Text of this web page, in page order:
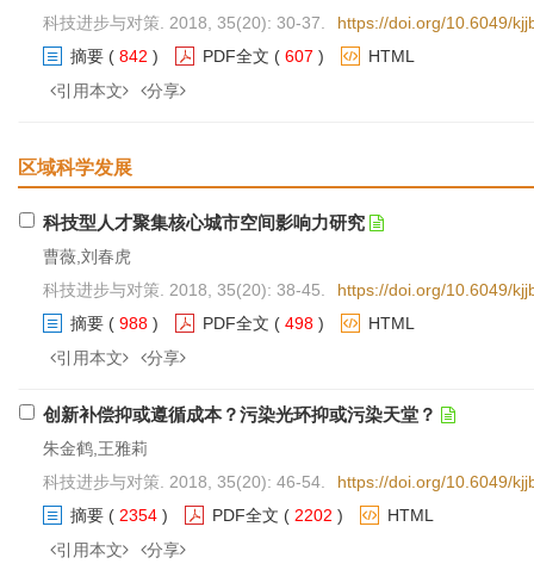
科技进步与对策. 2018, 35(20): 30-37.
https://doi.org/10.6049/
摘要 ( 842 ) PDF全文 ( 607 )
HTML
引用本文
分享
区域科学发展
科技型人才聚集核心城市空间影响力研究
曹薇,刘春虎
科技进步与对策. 2018, 35(20): 38-45.
https://doi.org/10.6049/
摘要 ( 988 ) PDF全文 ( 498 )
HTML
引用本文
分享
创新补偿抑或遵循成本？污染光环抑或污染天堂？
朱金鹤,王雅莉
科技进步与对策. 2018, 35(20): 46-54.
https://doi.org/10.6049/
摘要 ( 2354 ) PDF全文 ( 2202 )
HTML
引用本文
分享